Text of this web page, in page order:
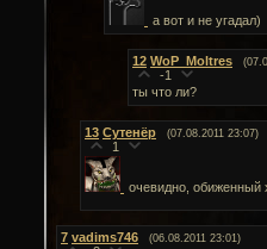
а вот и не угадал)
12 WoP_Moltres
-1
ты что ли?
13 Сутенёр (07.08.2011 23:07)
1
очевидно, обиженный
7 vadims746 (06.08.2011 23:01)